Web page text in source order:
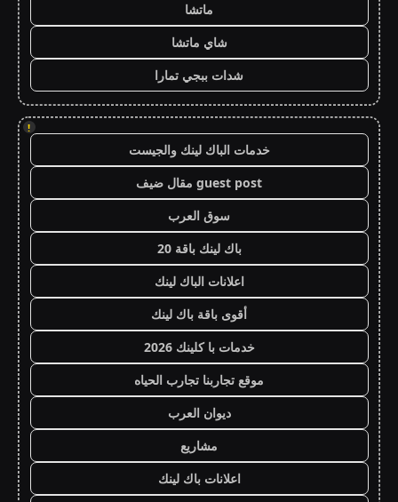
ماتشا
شاي ماتشا
شدات ببجي تمارا
!
خدمات الباك لينك والجيست
guest post مقال ضيف
سوق العرب
باك لينك باقة 20
اعلانات الباك لينك
أقوى باقة باك لينك
خدمات با كلينك 2026
موقع تجاربنا تجارب الحياه
ديوان العرب
مشاريع
اعلانات باك لينك